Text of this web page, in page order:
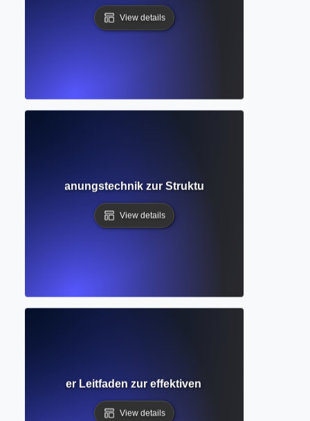
View details
Visuelle Planungstechnik zur Strukturierung
View details
Vollständiger Leitfaden zur effektiven Organisation Ihres
View details